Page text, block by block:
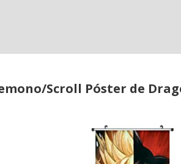
Scroll Póster de